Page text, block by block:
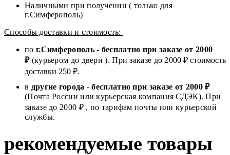
Наличными при получении ( только для
г.Симферополь)
Способы доставки и стоимость:
по г.Симферополь- бесплатно при заказе от 2000
₽(курьером до двери ). При заказе до 2000 ₽ стоимость
доставки 250 ₽.
в другие города -бесплатно при заказе от 2000 ₽
(Почта России или курьерская компания СДЭК). При
заказе до 2000 ₽ , по тарифам почты или курьерской
службы.
рекомендуемые товары